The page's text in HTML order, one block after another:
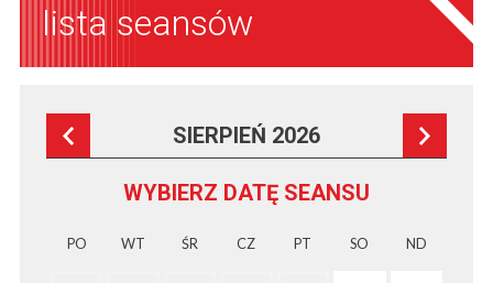
lista seansów
SIERPIEŃ 2026
WYBIERZ DATĘ SEANSU
PO WT ŚR CZ PT SO ND